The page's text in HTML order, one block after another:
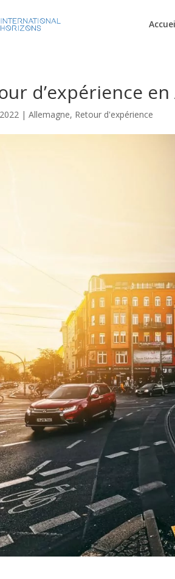
d’expérience
|Allemagne, Retour d'expérience